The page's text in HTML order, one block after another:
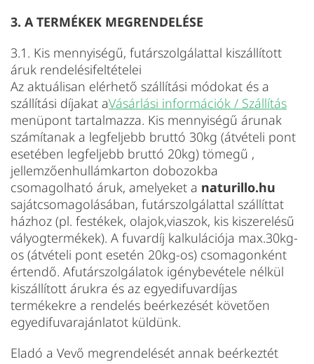
3. A TERMÉKEK MEGRENDELÉSE
3.1. Kis mennyiségű, futárszolgálattal kiszállított
áruk rendelésifeltételei
Az aktuálisan elérhető szállítási módokat és a
szállítási díjakat aVásárlási információk / Szállítás
menüpont tartalmazza. Kis mennyiségű árunak
számítanak a legfeljebb bruttó 30kg (átvételi pont
esetében legfeljebb bruttó 20kg) tömegű ,
jellemzőenhullámkarton dobozokba
csomagolható áruk, amelyeket a naturillo.hu
sajátcsomagolásában, futárszolgálattal szállíttat
házhoz (pl. festékek, olajok,viaszok, kis kiszerelésű
vályogtermékek). A fuvardíj kalkulációja max.30kg-
os (átvételi pont esetén 20kg-os) csomagonként
értendő. Afutárszolgálatok igénybevétele nélkül
kiszállított árukra és az egyedifuvardíjas
termékekre a rendelés beérkezését követően
egyedifuvarajánlatot küldünk.
Eladó a Vevő megrendelését annak beérkeztét